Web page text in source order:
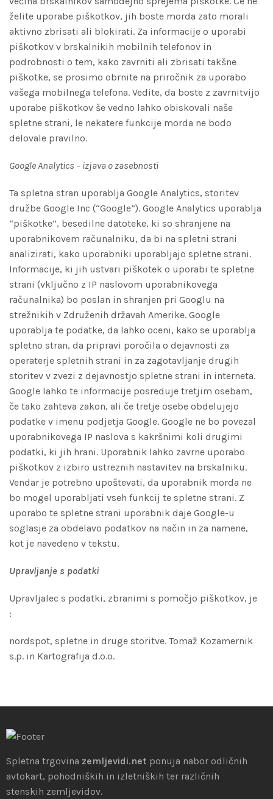
želite uporabe piškotkov, jih boste morda zato morali
aktivno zbrisati ali blokirati. Za informacije o uporabi
piškotkov v brskalnikih mobilnih telefonov in
podrobnosti o tem, kako zavrniti ali zbrisati takšne
piškotke, se prosimo obrnite na priročnik za uporabo
vašega mobilnega telefona. Vedite, da boste z zavrnitvijo
uporabe piškotkov še vedno lahko obiskovali naše
spletne strani, le nekatere funkcije morda ne bodo
delovale pravilno.
Google Analytics – izjava o zasebnosti
Ta spletna stran uporablja Google Analytics, storitev
družbe Google Inc (“Google”). Google Analytics uporablja
“piškotke”, besedilne datoteke, ki so shranjene na
uporabnikovem računalniku, da bi na spletni strani
analizirati, kako uporabniki uporabljajo spletne strani.
Informacije, ki jih ustvari piškotek o uporabi te spletne
strani (vključno z IP naslovom uporabnikovega
računalnika) bo poslan in shranjen pri Googlu na
strežnikih v Združenih državah Amerike. Google
uporablja te podatke, da lahko oceni, kako se uporablja
spletno stran, da pripravi poročila o dejavnosti za
operaterje spletnih strani in za zagotavljanje drugih
storitev v zvezi z dejavnostjo spletne strani in interneta.
Google lahko te informacije posreduje tretjim osebam,
če tako zahteva zakon, ali če tretje osebe obdelujejo
podatke v imenu podjetja Google. Google ne bo povezal
uporabnikovega IP naslova s kakršnimi koli drugimi
podatki, ki jih hrani. Uporabnik lahko zavrne uporabo
piškotkov z izbiro ustreznih nastavitev na brskalniku.
Vendar je potrebno upoštevati, da uporabnik morda ne
bo mogel uporabljati vseh funkcij te spletne strani. Z
uporabo te spletne strani uporabnik daje Google-u
soglasje za obdelavo podatkov na način in za namene,
kot je navedeno v tekstu.
Upravljanje s podatki
Upravljalec s podatki, zbranimi s pomočjo piškotkov, je
:
nordspot, spletne in druge storitve. Tomaž Kozamernik
s.p. in Kartografija d.o.o.
Spletna trgovina zemljevidi.net ponuja nabor odličnih
avtokart, pohodniških in izletniških ter različnih
stenskih zemljevidov.